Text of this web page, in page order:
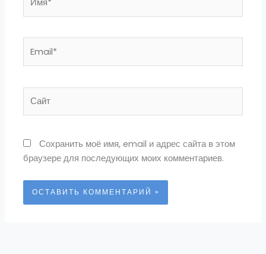
Сохранить моё имя, email и адрес сайта в этом
браузере для последующих моих комментариев.